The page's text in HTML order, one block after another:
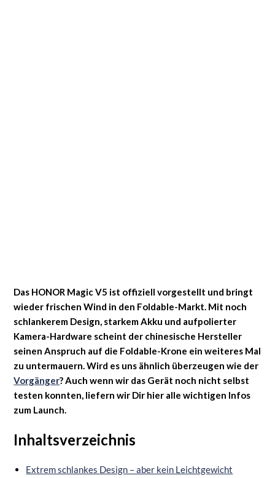
Das HONOR Magic V5 ist offiziell vorgestellt und bringt
wieder frischen Wind in den Foldable-Markt. Mit noch
schlankerem Design, starkem Akku und aufpolierter
Kamera-Hardware scheint der chinesische Hersteller
seinen Anspruch auf die Foldable-Krone ein weiteres Mal
zu untermauern. Wird es uns ähnlich überzeugen wie der
Vorgänger? Auch wenn wir das Gerät noch nicht selbst
testen konnten, liefern wir Dir hier alle wichtigen Infos
zum Launch.
Inhaltsverzeichnis
Extrem schlankes Design – aber kein Leichtgewicht